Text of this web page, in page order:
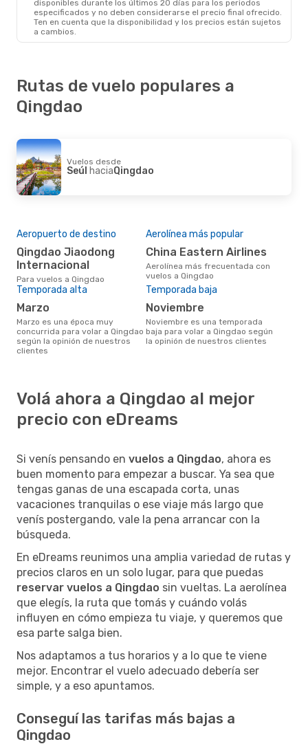
disponibles durante los últimos 20 días para los periodos
especificados y no deben considerarse el precio final ofrecido.
Ten en cuenta que la disponibilidad y los precios están sujetos
a cambios.
Rutas de vuelo populares a
Qingdao
Vuelos desde
Seúl haciaQingdao
Aeropuerto de destino
Qingdao Jiaodong
Internacional
Para vuelos a Qingdao
Aerolínea más popular
China Eastern Airlines
Aerolínea más frecuentada con
vuelos a Qingdao
Temporada alta
marzo
marzo es una época muy
concurrida para volar a Qingdao
según la opinión de nuestros
clientes
Temporada baja
noviembre
noviembre es una temporada
baja para volar a Qingdao según
la opinión de nuestros clientes
Volá ahora a Qingdao al mejor
precio con eDreams
Si venís pensando en vuelos a Qingdao, ahora es
buen momento para empezar a buscar. Ya sea que
tengas ganas de una escapada corta, unas
vacaciones tranquilas o ese viaje más largo que
venís postergando, vale la pena arrancar con la
búsqueda.
En eDreams reunimos una amplia variedad de rutas y
precios claros en un solo lugar, para que puedas
reservar vuelos a Qingdao sin vueltas. La aerolínea
que elegís, la ruta que tomás y cuándo volás
influyen en cómo empieza tu viaje, y queremos que
esa parte salga bien.
Nos adaptamos a tus horarios y a lo que te viene
mejor. Encontrar el vuelo adecuado debería ser
simple, y a eso apuntamos.
Conseguí las tarifas más bajas a
Qingdao